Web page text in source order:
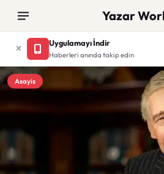
Yazar
Uygulamayı İndir
Haberleri anında takip edin
Asayis